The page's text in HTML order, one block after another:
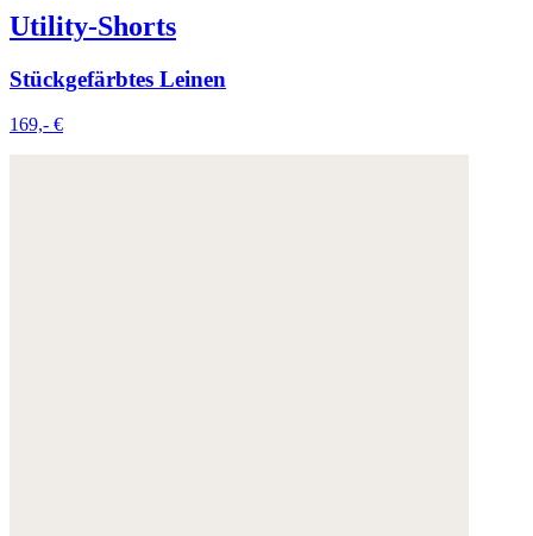
Utility-Shorts
Stückgefärbtes Leinen
169,- €